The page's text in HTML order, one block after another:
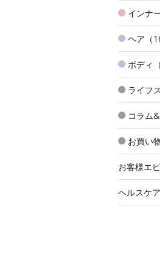
インナ
ヘア（
ボディ（
ライフ
コラム
お買い
お客様エ
ヘルスケア